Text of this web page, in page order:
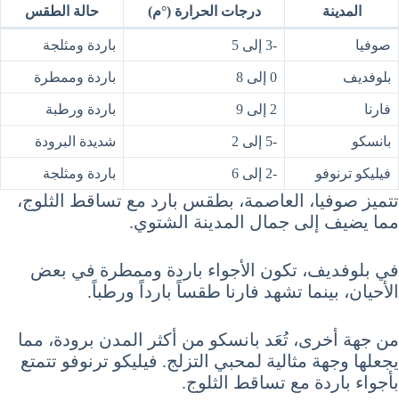
المدينة درجات الحرارة (°م) حالة الطقس
صوفيا -3 إلى 5 باردة ومثلجة
بلوفديف 0 إلى 8 باردة وممطرة
فارنا 2 إلى 9 باردة ورطبة
بانسكو -5 إلى 2 شديدة البرودة
فيليكو ترنوفو -2 إلى 6 باردة ومثلجة
تتميز صوفيا، العاصمة، بطقس بارد مع تساقط الثلوج،
مما يضيف إلى جمال المدينة الشتوي.
في بلوفديف، تكون الأجواء باردة وممطرة في بعض
الأحيان، بينما تشهد فارنا طقساً بارداً ورطباً.
من جهة أخرى، تُعَد بانسكو من أكثر المدن برودة، مما
يجعلها وجهة مثالية لمحبي التزلج. فيليكو ترنوفو تتمتع
بأجواء باردة مع تساقط الثلوج.